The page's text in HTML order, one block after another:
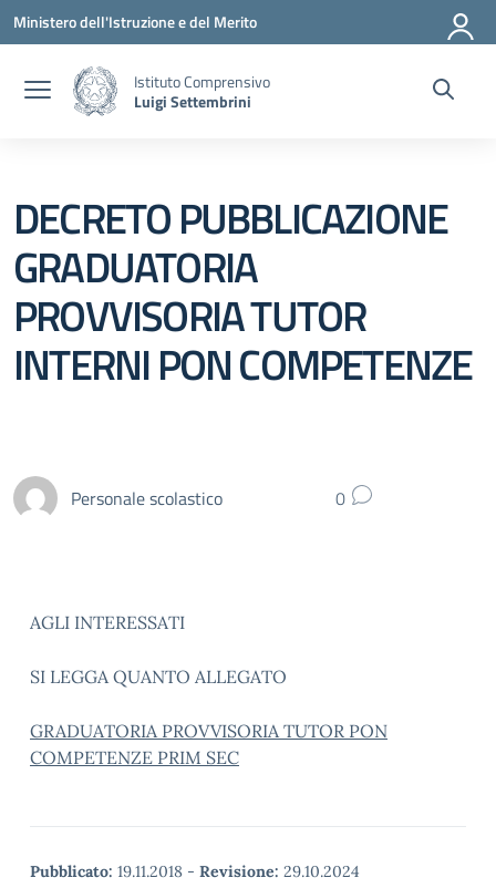
Vai ai contenuti
Vai al menu di navigazione
Vai al footer
Ministero dell'Istruzione e del Merito
Istituto Comprensivo
Luigi Settembrini
DECRETO PUBBLICAZIONE
GRADUATORIA
PROVVISORIA TUTOR
INTERNI PON COMPETENZE
Personale scolastico 0
AGLI INTERESSATI
SI LEGGA QUANTO ALLEGATO
GRADUATORIA PROVVISORIA TUTOR PON
COMPETENZE PRIM SEC
Pubblicato: 19.11.2018 - Revisione: 29.10.2024